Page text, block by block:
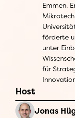
Emmen.
förderte
unter
für
Host
Jonas